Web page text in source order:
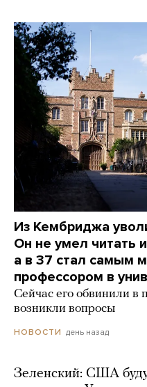
Из Кембриджа
Он не умел читать
а в 37 стал самым
профессором в
Сейчас его обвинили в
возникли вопросы
НОВОСТИ день назад
Зеленский: США